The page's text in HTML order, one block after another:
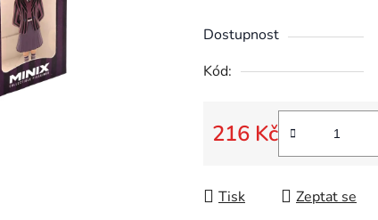
je
z
hvězdiček.
Dostupnost
Kód:
216 Kč
Měrná cena:
Tisk Zeptat se